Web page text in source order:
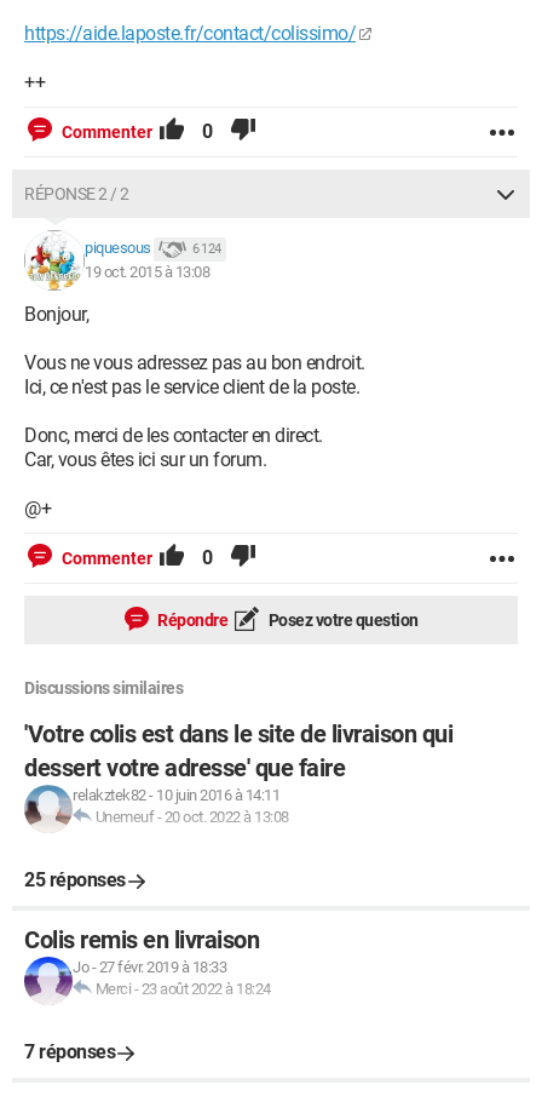
https://aide.laposte.fr/contact/colissimo/
++
Commenter 0
RÉPONSE 2 / 2
piquesous 6 124
19 oct. 2015 à 13:08
Bonjour,
Vous ne vous adressez pas au bon endroit.
Ici, ce n'est pas le service client de la poste.
Donc, merci de les contacter en direct.
Car, vous êtes ici sur un forum.
@+
Commenter 0
Répondre Posez votre question
Discussions similaires
'Votre colis est dans le site de livraison qui
dessert votre adresse' que faire
relakztek82- 10 juin 2016 à 14:11
Unemeuf-20 oct. 2022 à 13:08
25 réponses
Colis remis en livraison
Jo-27 févr. 2019 à 18:33
Merci -23 août 2022 à 18:24
7 réponses